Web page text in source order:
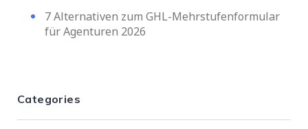
7 Alternativen zum GHL-Mehrstufenformular
für Agenturen 2026
Categories